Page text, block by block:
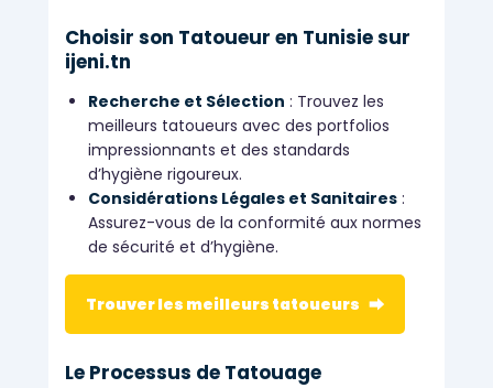
Choisir son Tatoueur en Tunisie sur
ijeni.tn
Recherche et Sélection : Trouvez les
meilleurs tatoueurs avec des portfolios
impressionnants et des standards
d’hygiène rigoureux.
Considérations Légales et Sanitaires :
Assurez-vous de la conformité aux normes
de sécurité et d’hygiène.
Trouver les meilleurs tatoueurs ⮕
Le Processus de Tatouage